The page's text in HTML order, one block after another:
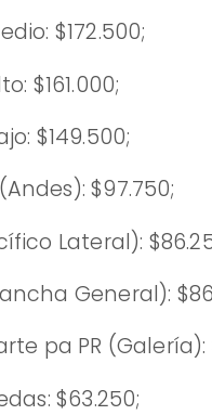
$172.500;
$161.000;
$149.500;
$97.750;
Lateral):
General):
pa PR (Galería):
$63.250;